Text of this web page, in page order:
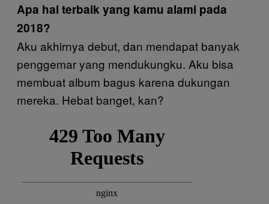
Apa hal terbaik yang kamu alami pada
2018?
Aku akhirnya debut, dan mendapat banyak
penggemar yang mendukungku. Aku bisa
membuat album bagus karena dukungan
mereka. Hebat banget, kan?